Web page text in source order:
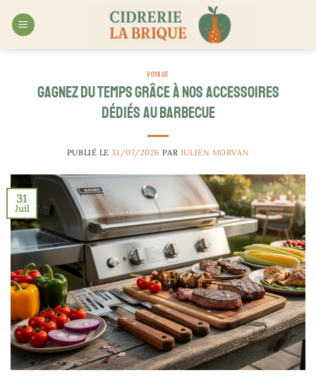
VOYAGE
Gagnez du temps grâce à nos accessoires
dédiés au barbecue
PUBLIÉ LE31/07/2026 PAR JULIEN MORVAN
31
Juil